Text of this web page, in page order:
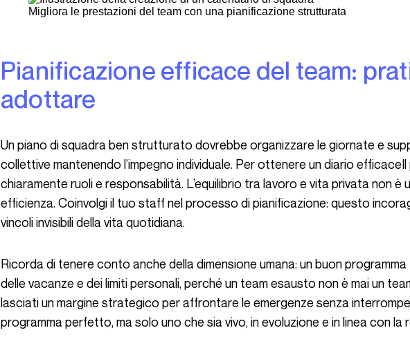
Migliora le prestazioni del team con una pianificazione strutturata
Pianificazione efficace del team: pratiche da
adottare
Un piano di squadra ben strutturato dovrebbe organizzare le giornate e supportare le prestazioni
collettive mantenendo l’impegno individuale. Per ottenere un diario
chiaramente ruoli e responsabilità. L’equilibrio tra lavoro e vita privata non è
efficienza. Coinvolgi il tuo staff nel processo di pianificazione: questo
vincoli invisibili della vita quotidiana.
Ricorda di tenere conto anche della dimensione umana: un buon programma tiene conto delle pause,
delle vacanze e dei limiti personali, perché un team esausto non è mai un
lasciati un margine strategico per affrontare le emergenze senza
programma perfetto, ma solo uno che sia vivo, in evoluzione e in linea con la